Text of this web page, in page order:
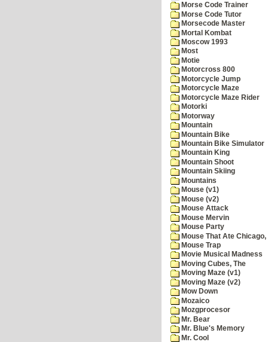
Morse Code Trainer
Morse Code Tutor
Morsecode Master
Mortal Kombat
Moscow 1993
Most
Motie
Motorcross 800
Motorcycle Jump
Motorcycle Maze
Motorcycle Maze Rider
Motorki
Motorway
Mountain
Mountain Bike
Mountain Bike Simulator
Mountain King
Mountain Shoot
Mountain Skiing
Mountains
Mouse (v1)
Mouse (v2)
Mouse Attack
Mouse Mervin
Mouse Party
Mouse That Ate Chicago,
Mouse Trap
Movie Musical Madness
Moving Cubes, The
Moving Maze (v1)
Moving Maze (v2)
Mow Down
Mozaico
Mozgprocesor
Mr. Bear
Mr. Blue's Memory
Mr. Cool